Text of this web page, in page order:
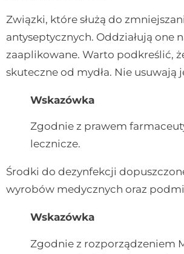
Związki, które służą do
antyseptycznych. Oddziałują one
zaaplikowane. Warto podkreślić,
skuteczne od mydła. Nie
Wskazówka
Zgodnie z prawem
lecznicze.
Środki do dezynfekcji
wyrobów medycznych oraz
Wskazówka
Zgodnie z rozporządzeniem